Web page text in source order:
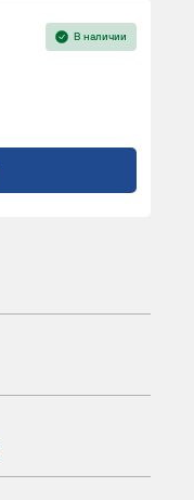
В наличии